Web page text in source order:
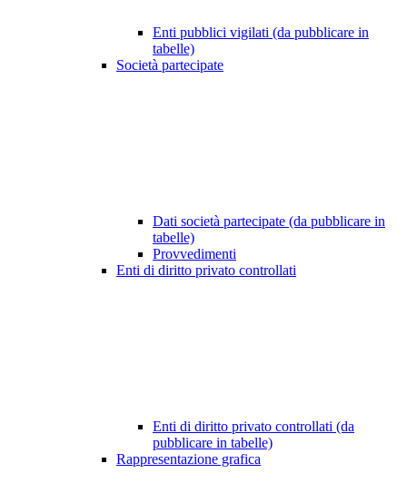
Enti pubblici vigilati (da pubblicare in
tabelle)
Società partecipate
Dati società partecipate (da pubblicare in
tabelle)
Provvedimenti
Enti di diritto privato controllati
Enti di diritto privato controllati (da
pubblicare in tabelle)
Rappresentazione grafica